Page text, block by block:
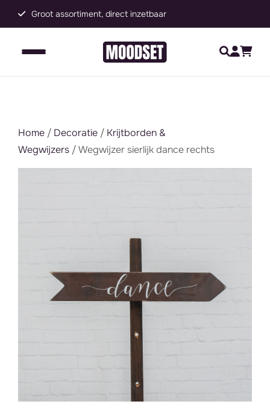
Groot assortiment, direct inzetbaar
Home / Decoratie / Krijtborden &
Wegwijzers / Wegwijzer sierlijk dance rechts